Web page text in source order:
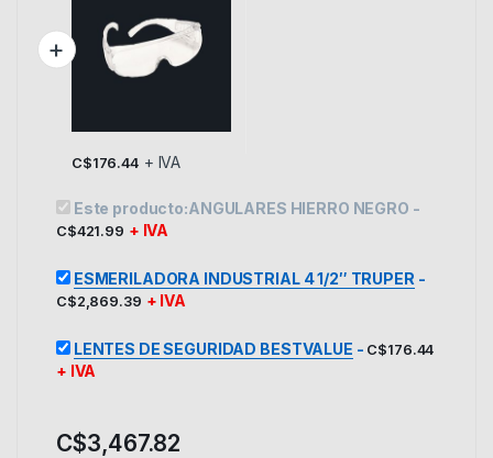
C$176.44 + IVA
Este producto:ANGULARES HIERRO NEGRO -
C$421.99 + IVA
ESMERILADORA INDUSTRIAL 4 1/2″ TRUPER -
C$2,869.39 + IVA
LENTES DE SEGURIDAD BESTVALUE - C$176.44
+ IVA
C$3,467.82